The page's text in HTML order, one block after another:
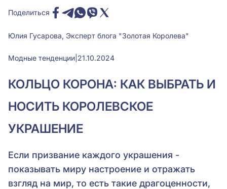
Поделиться
Юлия Гусарова, Эксперт блога "Золотая Королева"
Модные тенденции 21.10.2024
КОЛЬЦО КОРОНА: КАК ВЫБРАТЬ И
НОСИТЬ КОРОЛЕВСКОЕ
УКРАШЕНИЕ
Если призвание каждого украшения -
показывать миру настроение и отражать
взгляд на мир, то есть такие драгоценности,